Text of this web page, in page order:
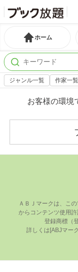
ホーム
ジャンル一覧 作家一覧
お客様の環境
ＡＢＪマークは、こ
からコンテンツ使⽤
登録商標（